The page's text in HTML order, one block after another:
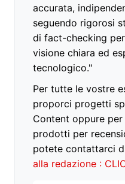
accurata,
seguendo rigorosi
di fact-checking
visione chiara ed
tecnologico."
Per tutte le vostre
proporci progetti
Content oppure
prodotti per
potete contattarci
alla redazione :